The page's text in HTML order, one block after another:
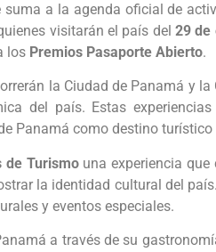
a la agenda oficial de
visitarán el país del29 de
los Premios Pasaporte Abierto.
la Ciudad de Panamá y la
del país. Estas experiencias
Panamá como destino turístico
de Turismouna experiencia
la identidad cultural del
y eventos especiales.
a través de su